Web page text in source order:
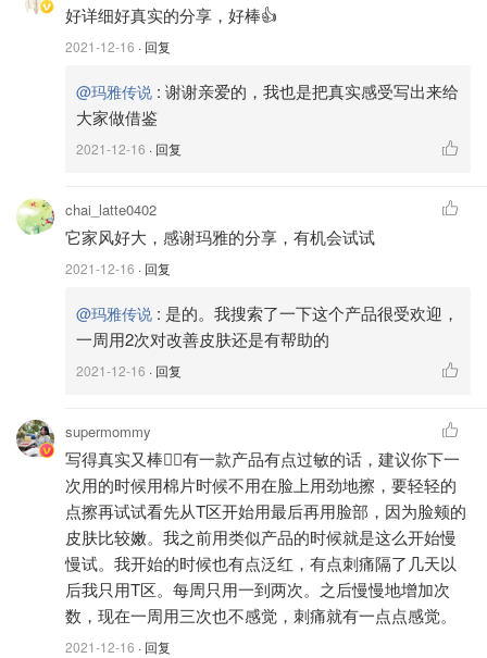
这次收到的Neostrata
泡沫洁面乳、精华、乳液
保护，但是里面的泡沫洁面的盖子没拧紧流出来了一些，其
他产品都完好无损。
🌟Neostrata Resurface Glycolic Renewal
Smoothing Lotion 润肤乳10% AHA果酸
200ml （最经典产品）
这款润肤乳的好评反馈非常好，润肤乳适合脸部和身体使
用。针对对于毛孔粗大，暗黄，痘痘油光等多种问题皮肤，
好详细好真实的分享，好棒👍
2021-12-16 · 回复
@玛雅传说 : 谢谢亲爱的，我也是把真实感受写出来给
大家做借鉴
2021-12-16 · 回复
chai_latte0402
它家风好大，感谢玛雅的分享，有机会试试
2021-12-16 · 回复
@玛雅传说 : 是的。我搜索了一下这个产品很受欢迎，
一周用2次对改善皮肤还是有帮助的
2021-12-16 · 回复
supermommy
写得真实又棒👍🏻有一款产品有点过敏的话，建议你下一
次用的时候用棉片时候不用在脸上用劲地擦，要轻轻的
点擦再试试看先从T区开始用最后再用脸部，因为脸颊的
皮肤比较嫩。我之前用类似产品的时候就是这么开始慢
慢试。我开始的时候也有点泛红，有点刺痛隔了几天以
后我只用T区。每周只用一到两次。之后慢慢地增加次
数，现在一周用三次也不感觉，刺痛就有一点点感觉。
2021-12-16 · 回复